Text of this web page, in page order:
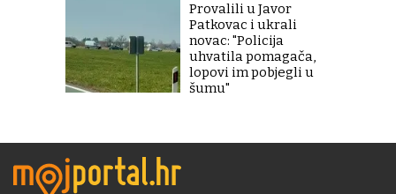
Provalili u Javor
Patkovac i ukrali
novac: "Policija
uhvatila pomagača,
lopovi im pobjegli u
šumu"